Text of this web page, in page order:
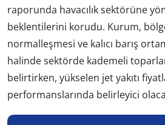
raporunda havacılık sektörüne
beklentilerini korudu. Kurum,
normalleşmesi ve kalıcı barış
halinde sektörde kademeli
belirtirken, yükselen jet yakıtı
performanslarında belirleyici